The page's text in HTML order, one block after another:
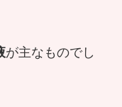
が主なものでし